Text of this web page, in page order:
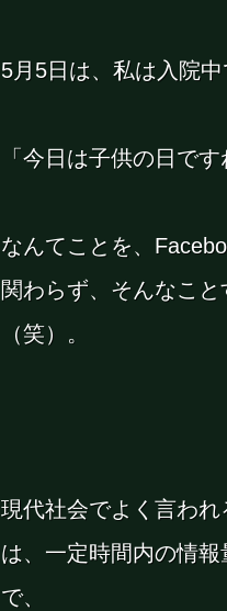
5月5日は、私は入院中
「今日は子供の日です
なんてことを、
関わらず、そんなこ
（笑）。
現代社会でよく言わ
は、一定時間内の情
で、